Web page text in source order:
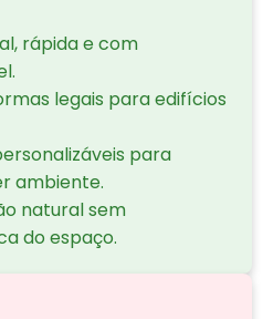
rápida e com
legais para edifícios
para
ambiente.
natural sem
do espaço.